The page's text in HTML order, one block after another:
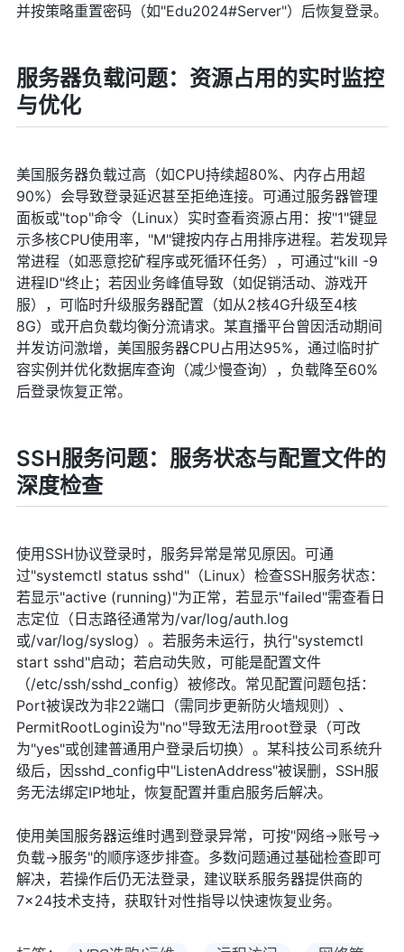
并按策略重置密码（如"Edu2024#Server"）后恢复登录。
服务器负载问题：资源占用的实时监控
与优化
美国服务器负载过高（如CPU持续超80%、内存占用超
90%）会导致登录延迟甚至拒绝连接。可通过服务器管理
面板或"top"命令（Linux）实时查看资源占用：按"1"键显
示多核CPU使用率，"M"键按内存占用排序进程。若发现异
常进程（如恶意挖矿程序或死循环任务），可通过"kill -9
进程ID"终止；若因业务峰值导致（如促销活动、游戏开
服），可临时升级服务器配置（如从2核4G升级至4核
8G）或开启负载均衡分流请求。某直播平台曾因活动期间
并发访问激增，美国服务器CPU占用达95%，通过临时扩
容实例并优化数据库查询（减少慢查询），负载降至60%
后登录恢复正常。
SSH服务问题：服务状态与配置文件的
深度检查
使用SSH协议登录时，服务异常是常见原因。可通
过"systemctl status sshd"（Linux）检查SSH服务状态：
若显示"active (running)"为正常，若显示"failed"需查看日
志定位（日志路径通常为/var/log/auth.log
或/var/log/syslog）。若服务未运行，执行"systemctl
start sshd"启动；若启动失败，可能是配置文件
（/etc/ssh/sshd_config）被修改。常见配置问题包括：
Port被误改为非22端口（需同步更新防火墙规则）、
PermitRootLogin设为"no"导致无法用root登录（可改
为"yes"或创建普通用户登录后切换）。某科技公司系统升
级后，因sshd_config中"ListenAddress"被误删，SSH服
务无法绑定IP地址，恢复配置并重启服务后解决。
使用美国服务器运维时遇到登录异常，可按"网络→账号→
负载→服务"的顺序逐步排查。多数问题通过基础检查即可
解决，若操作后仍无法登录，建议联系服务器提供商的
7×24技术支持，获取针对性指导以快速恢复业务。